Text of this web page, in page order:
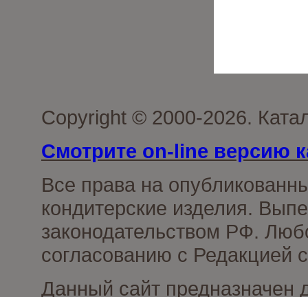
Copyright © 2000-2026.
Смотрите on-line версию
Все права на
кондитерские изделия.
законодательством РФ.
согласованию с Редакцией
Данный сайт предназначен